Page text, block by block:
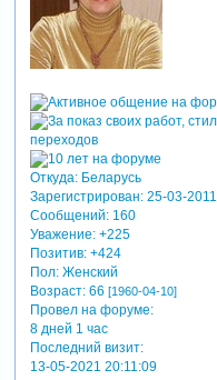
Откуда:Беларусь
Зарегистрирован: 25-03-2011
Сообщений:160
Уважение: +225
Позитив: +424
Пол:Женский
Возраст:66 [1960-04-10]
Провел на форуме:
8 дней 1 час
Последний визит:
13-05-2021 20:11:09